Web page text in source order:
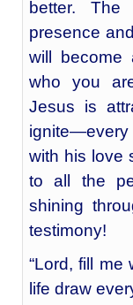
better.
presence
will become
who you
Jesus is
ignite—every
with his love
to all the
shining
testimony!
“Lord, fill me
life draw